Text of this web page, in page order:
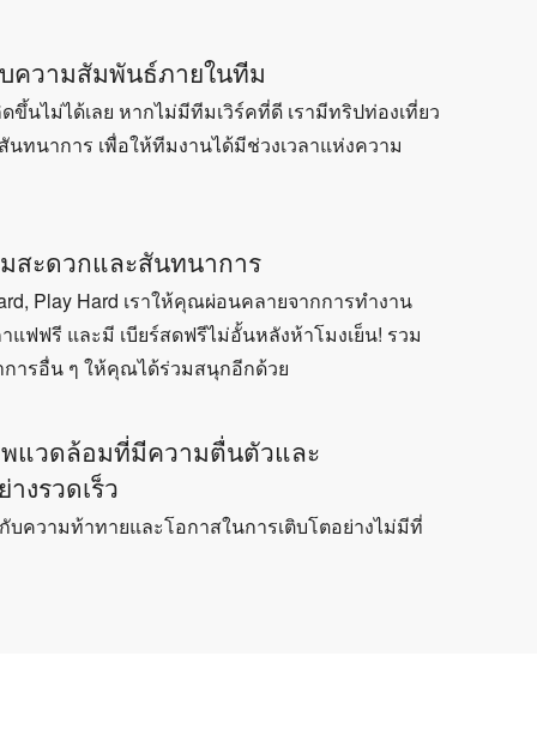
ความสัมพันธ์ภายในทีม
ขึ้นไม่ได้เลย หากไม่มีทีมเวิร์คที่ดี เรามีทริปท่องเที่ยว
นทนาการ เพื่อให้ทีมงานได้มีช่วงเวลาแห่งความ
สะดวกและสันทนาการ
Play Hard เราให้คุณผ่อนคลายจากการทำงาน
แฟฟรี และมี เบียร์สดฟรีไม่อั้นหลังห้าโมงเย็น! รวม
ารอื่น ๆ ให้คุณได้ร่วมสนุกอีกด้วย
แวดล้อมที่มีความตื่นตัวและ
งรวดเร็ว
บความท้าทายและโอกาสในการเติบโตอย่างไม่มีที่